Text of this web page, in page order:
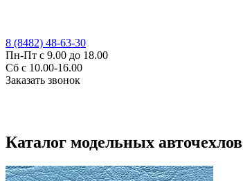
8 (8482) 48-63-30
Пн-Пт с 9.00 до 18.00
Сб с 10.00-16.00
Заказать звонок
Каталог модельных авточехлов